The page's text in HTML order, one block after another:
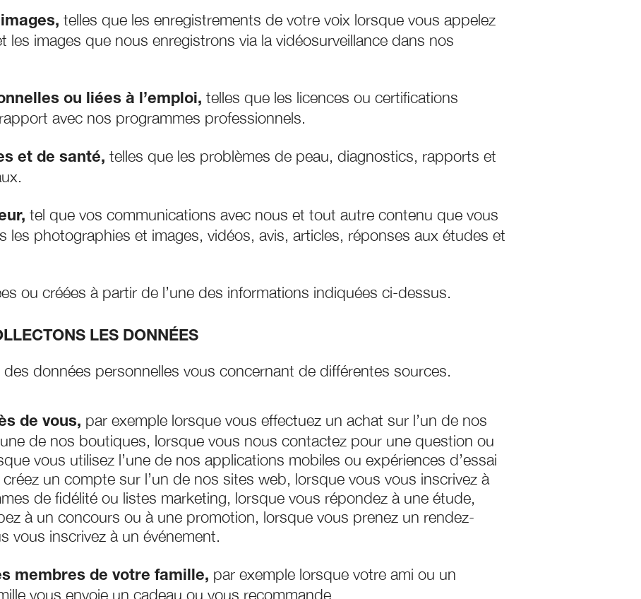
telles que les enregistrements de votre voix lorsque vous appelez
les images que nous enregistrons via la vidéosurveillance dans nos
ou liées à l’emploi, telles que les licences ou certifications
avec nos programmes professionnels.
et de santé, telles que les problèmes de peau, diagnostics, rapports et
tel que vos communications avec nous et tout autre contenu que vous
les photographies et images, vidéos, avis, articles, réponses aux études et
ou créées à partir de l’une des informations indiquées ci-dessus.
LES DONNÉES
données personnelles vous concernant de différentes sources.
de vous, par exemple lorsque vous effectuez un achat sur l’un de nos
de nos boutiques, lorsque vous nous contactez pour une question ou
vous utilisez l’une de nos applications mobiles ou expériences d’essai
un compte sur l’un de nos sites web, lorsque vous vous inscrivez à
de fidélité ou listes marketing, lorsque vous répondez à une étude,
à un concours ou à une promotion, lorsque vous prenez un rendez-
vous inscrivez à un événement.
membres de votre famille, par exemple lorsque votre ami ou un
vous envoie un cadeau ou vous recommande.